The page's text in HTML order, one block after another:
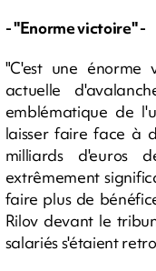
- "Enorme victoire" -
"C'est une énorme
actuelle
emblématique de
laisser faire face à
milliards d'euros
extrêmement
faire plus de
Rilov devant le
salariés s'étaient